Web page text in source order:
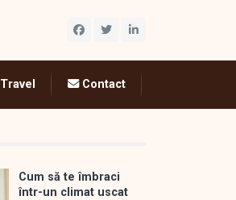
Travel Contact
Cum să te îmbraci
într-un climat uscat